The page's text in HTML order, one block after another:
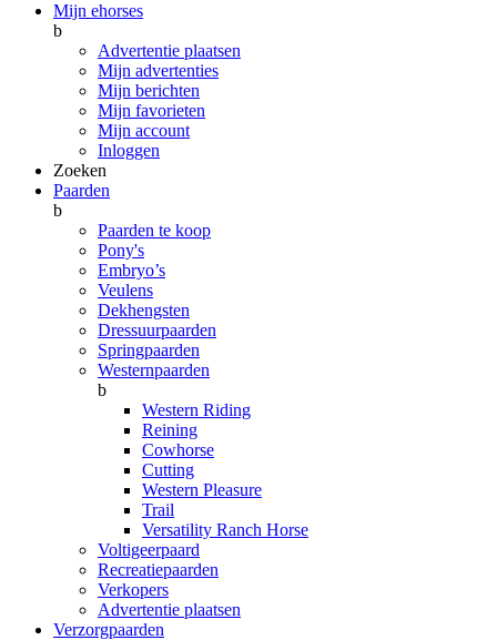
Mijn ehorses
b
Advertentie plaatsen
Mijn advertenties
Mijn berichten
Mijn favorieten
Mijn account
Inloggen
Zoeken
Paarden
b
Paarden te koop
Pony's
Embryo’s
Veulens
Dekhengsten
Dressuurpaarden
Springpaarden
Westernpaarden
b
Western Riding
Reining
Cowhorse
Cutting
Western Pleasure
Trail
Versatility Ranch Horse
Voltigeerpaard
Recreatiepaarden
Verkopers
Advertentie plaatsen
Verzorgpaarden